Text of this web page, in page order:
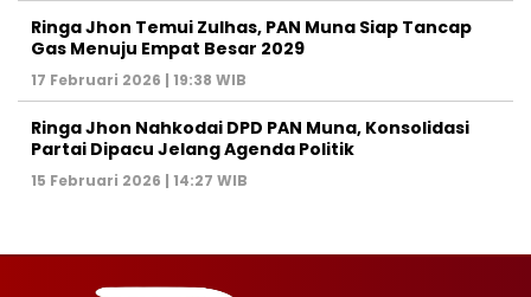
Ringa Jhon Temui Zulhas, PAN Muna Siap Tancap
Gas Menuju Empat Besar 2029
17 Februari 2026 | 19:38 WIB
Ringa Jhon Nahkodai DPD PAN Muna, Konsolidasi
Partai Dipacu Jelang Agenda Politik
15 Februari 2026 | 14:27 WIB